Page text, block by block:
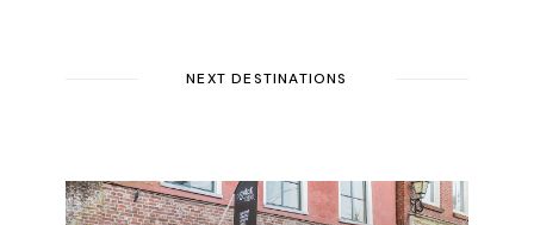
NEXT DESTINATIONS